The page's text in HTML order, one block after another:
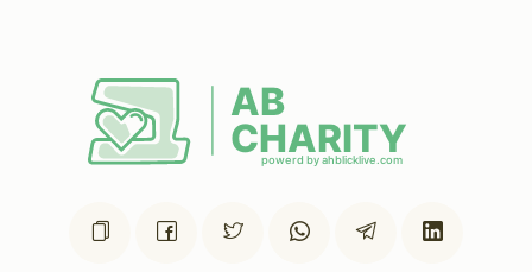
$3,600.00
ויקהל
$1,800.00